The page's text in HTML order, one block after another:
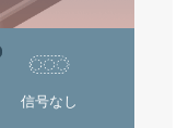
信号なし